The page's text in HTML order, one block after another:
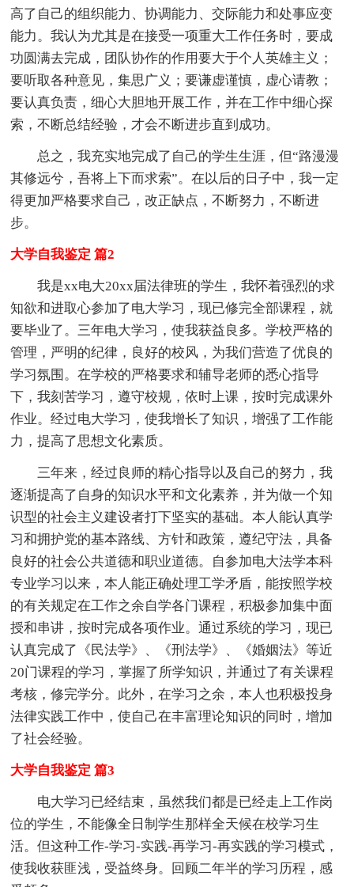
高了自己的组织能力、协调能力、交际能力和处事应变
能力。我认为尤其是在接受一项重大工作任务时，要成
功圆满去完成，团队协作的作用要大于个人英雄主义；
要听取各种意见，集思广义；要谦虚谨慎，虚心请教；
要认真负责，细心大胆地开展工作，并在工作中细心探
索，不断总结经验，才会不断进步直到成功。
总之，我充实地完成了自己的学生生涯，但“路漫漫
其修远兮，吾将上下而求索”。在以后的日子中，我一定
得更加严格要求自己，改正缺点，不断努力，不断进
步。
大学自我鉴定 篇2
我是xx电大20xx届法律班的学生，我怀着强烈的求
知欲和进取心参加了电大学习，现已修完全部课程，就
要毕业了。三年电大学习，使我获益良多。学校严格的
管理，严明的纪律，良好的校风，为我们营造了优良的
学习氛围。在学校的严格要求和辅导老师的悉心指导
下，我刻苦学习，遵守校规，依时上课，按时完成课外
作业。经过电大学习，使我增长了知识，增强了工作能
力，提高了思想文化素质。
三年来，经过良师的精心指导以及自己的努力，我
逐渐提高了自身的知识水平和文化素养，并为做一个知
识型的社会主义建设者打下坚实的基础。本人能认真学
习和拥护党的基本路线、方针和政策，遵纪守法，具备
良好的社会公共道德和职业道德。自参加电大法学本科
专业学习以来，本人能正确处理工学矛盾，能按照学校
的有关规定在工作之余自学各门课程，积极参加集中面
授和串讲，按时完成各项作业。通过系统的学习，现已
认真完成了《民法学》、《刑法学》、《婚姻法》等近
20门课程的学习，掌握了所学知识，并通过了有关课程
考核，修完学分。此外，在学习之余，本人也积极投身
法律实践工作中，使自己在丰富理论知识的同时，增加
了社会经验。
大学自我鉴定 篇3
电大学习已经结束，虽然我们都是已经走上工作岗
位的学生，不能像全日制学生那样全天候在校学习生
活。但这种工作-学习-实践-再学习-再实践的学习模式，
使我收获匪浅，受益终身。回顾二年半的学习历程，感